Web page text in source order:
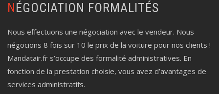
NÉGOCIATION FORMALITÉS
Nous effectuons une négociation avec le vendeur. Nous
négocions 8 fois sur 10 le prix de la voiture pour nos clients !
Mandatair.fr s’occupe des formalité administratives. En
fonction de la prestation choisie, vous avez d’avantages de
services administratifs.